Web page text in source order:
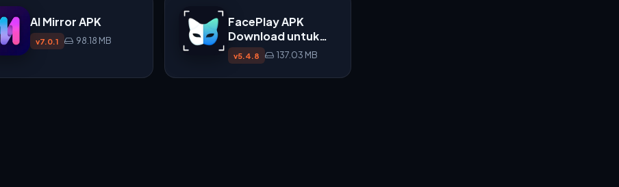
AI Mirror APK
v7.0.1 98.18 MB
FacePlay APK
Download untuk
Android
v5.4.8 137.03 MB